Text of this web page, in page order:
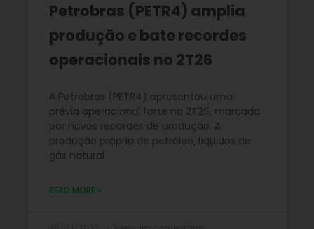
Petrobras (PETR4) amplia
produção e bate recordes
operacionais no 2T26
A Petrobras (PETR4) apresentou uma
prévia operacional forte no 2T26, marcada
por novos recordes de produção. A
produção própria de petróleo, líquidos de
gás natural
READ MORE »